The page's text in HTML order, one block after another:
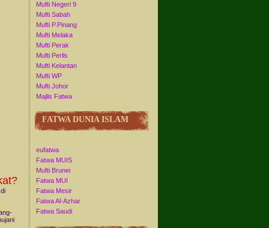
Mufti Negeri 9
Mufti Sabah
Mufti P.Pinang
Mufti Melaka
Mufti Perak
Mufti Perlis
Mufti Kelantan
Mufti WP
Mufti Johor
Majlis Fatwa
FATWA DUNIA ISLAM
eufatwa
Fatwa MUIS
Mufti Brunei
Fatwa MUI
Fatwa Mesir
Fatwa Al-Azhar
Fatwa Saudi